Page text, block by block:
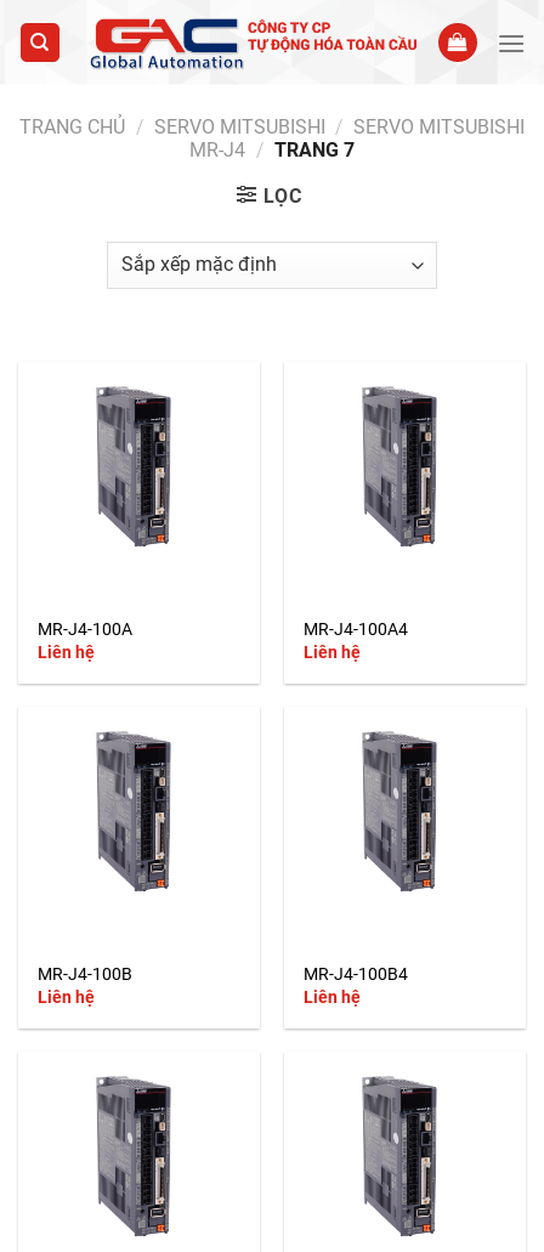
TRANG CHỦ / SERVO MITSUBISHI / SERVO MITSUBISHI
MR-J4 / TRANG 7
LỌC
MR-J4-100A
Liên hệ
MR-J4-100A4
Liên hệ
MR-J4-100B
Liên hệ
MR-J4-100B4
Liên hệ